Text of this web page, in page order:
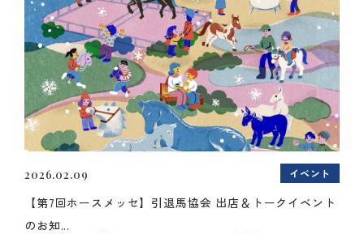
2026.02.09 イベント
【第7回ホースメッセ】引退馬協会 出店＆トークイベント
のお知...